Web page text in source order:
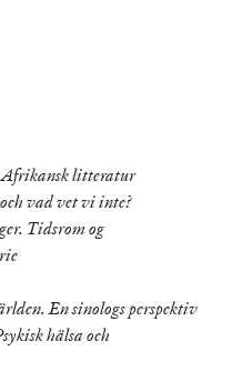
Afrikansk litteratur
vad vet vi inte?
Tidsrom og
En sinologs perspektiv
hälsa och